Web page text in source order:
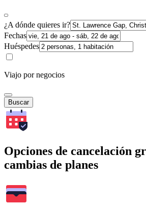
¿A dónde quieres ir?
Fechas
Huéspedes
Viajo por negocios
Buscar
Opciones de cancelación
cambias de planes